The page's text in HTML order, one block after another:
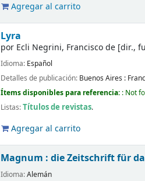
Agregar al carrito
Lyra
por Ecli Negrini, Francisco de [dir.,
Idioma: Español
Detalles de publicación: Buenos Aires :
Ítems disponibles para referencia: : Not
Listas:Títulos de revistas.
Agregar al carrito
Magnum : die Zeitschrift für
Idioma:Alemán